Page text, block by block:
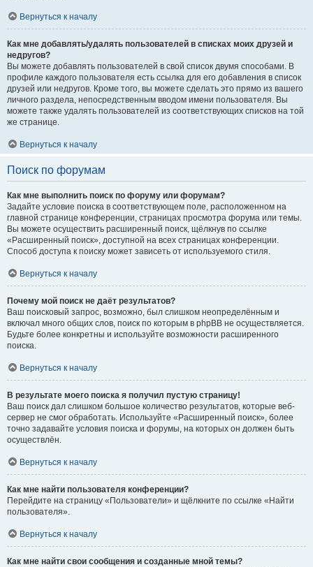
Вернуться к началу
Как мне добавлять/удалять пользователей в списках моих друзей и
недругов?
Вы можете добавлять пользователей в свой список двумя способами. В
профиле каждого пользователя есть ссылка для его добавления в список
друзей или недругов. Кроме того, вы можете сделать это прямо из вашего
личного раздела, непосредственным вводом имени пользователя. Вы
можете также удалять пользователей из соответствующих списков на той
же странице.
Вернуться к началу
Поиск по форумам
Как мне выполнить поиск по форуму или форумам?
Задайте условие поиска в соответствующем поле, расположенном на
главной странице конференции, страницах просмотра форума или темы.
Вы можете осуществить расширенный поиск, щёлкнув по ссылке
«Расширенный поиск», доступной на всех страницах конференции.
Способ доступа к поиску может зависеть от используемого стиля.
Вернуться к началу
Почему мой поиск не даёт результатов?
Ваш поисковый запрос, возможно, был слишком неопределённым и
включал много общих слов, поиск по которым в phpBB не осуществляется.
Будьте более конкретны и используйте возможности расширенного
поиска.
Вернуться к началу
В результате моего поиска я получил пустую страницу!
Ваш поиск дал слишком большое количество результатов, которые веб-
сервер не смог обработать. Используйте «Расширенный поиск», более
точно задавайте условия поиска и форумы, на которых он должен быть
осуществлён.
Вернуться к началу
Как мне найти пользователя конференции?
Перейдите на страницу «Пользователи» и щёлкните по ссылке «Найти
пользователя».
Вернуться к началу
Как мне найти свои сообщения и созданные мной темы?